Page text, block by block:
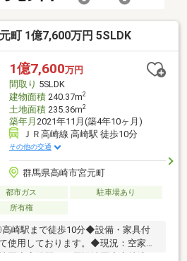
町 1億7,600万円 5SLDK
1億7,600万円
間取り 5SLDK
建物面積240.37m2
土地面積235.36m2
築年月 2021年11月(築4年10ヶ月)
ＪＲ高崎線 高崎駅 徒歩10分
その他の交通
群馬県高崎市宮元町
都市ガス
駐車場あり
所有権
崎駅まで徒歩10分◆設備・家具付
使用しております。◆現況：空家◆